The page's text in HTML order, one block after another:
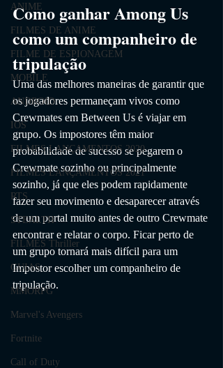
ANIME
FILMES DE ANIME
FILME DE ESPIONAGEM
MOBILE
ANDROID
IOS
FILMES LANÇAMENTOS 2020
FILMES LANÇAMENTOS 2021
RTS
STEALTH
FILMES Thriller
GUIAS
MMORPG
Marvel's Avengers
Fortnite
Call of Duty
Como ganhar Among Us
como um companheiro de
tripulação
Uma das melhores maneiras de garantir que
os jogadores permaneçam vivos como
Crewmates em Between Us é viajar em
grupo. Os impostores têm maior
probabilidade de sucesso se pegarem o
Crewmate sozinho ou principalmente
sozinho, já que eles podem rapidamente
fazer seu movimento e desaparecer através
de um portal muito antes de outro Crewmate
encontrar e relatar o corpo. Ficar perto de
um grupo tornará mais difícil para um
Impostor escolher um companheiro de
tripulação.